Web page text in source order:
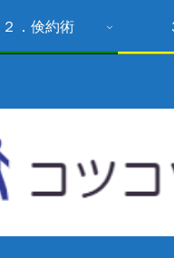
２．倹約術